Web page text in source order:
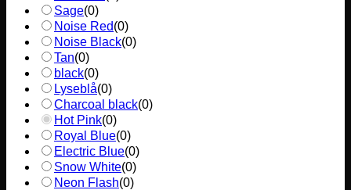
Sage(0)
Noise Red(0)
Noise Black(0)
Tan(0)
black(0)
Lyseblå(0)
Charcoal black(0)
Hot Pink(0)
Royal Blue(0)
Electric Blue(0)
Snow White(0)
Neon Flash(0)